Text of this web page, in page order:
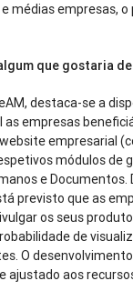
médias empresas,
que gostaria
destaca-se a
empresas
empresarial
módulos de
e Documentos.
previsto que as
os seus
de
O
ajustado aos